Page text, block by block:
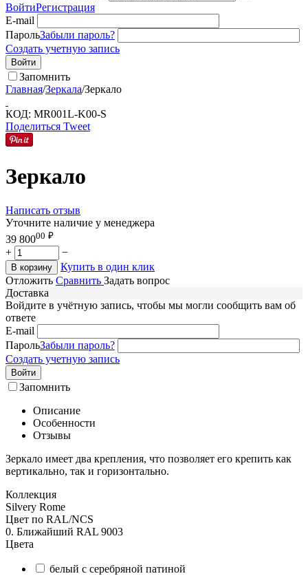
ВойтиРегистрация
E-mail
ПарольЗабыли пароль?
Создать учетную запись
Войти
Запомнить
Главная/Зеркала/Зеркало
КОД: MR001L-K00-S
Поделиться Tweet
Зеркало
Написать отзыв
Уточните наличие у менеджера
39 80000 ₽
+ −
В корзину
Купить в один клик
Отложить Сравнить Задать вопрос
Доставка
Войдите в учётную запись, чтобы мы могли сообщить вам об
ответе
E-mail
ПарольЗабыли пароль?
Создать учетную запись
Войти
Запомнить
Описание
Особенности
Отзывы
Зеркало имеет два крепления, что позволяет его крепить как
вертикально, так и горизонтально.
Коллекция
Silvery Rome
Цвет по RAL/NCS
0. Ближайший RAL 9003
Цвета
белый с серебряной патиной